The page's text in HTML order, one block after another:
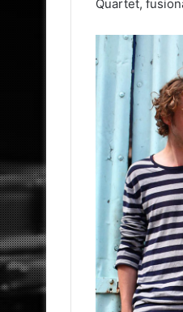
Quartet,